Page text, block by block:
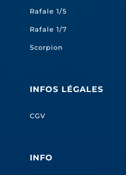
Rafale 1/5
Rafale 1/7
Scorpion
INFOS LÉGALES
CGV
INFO